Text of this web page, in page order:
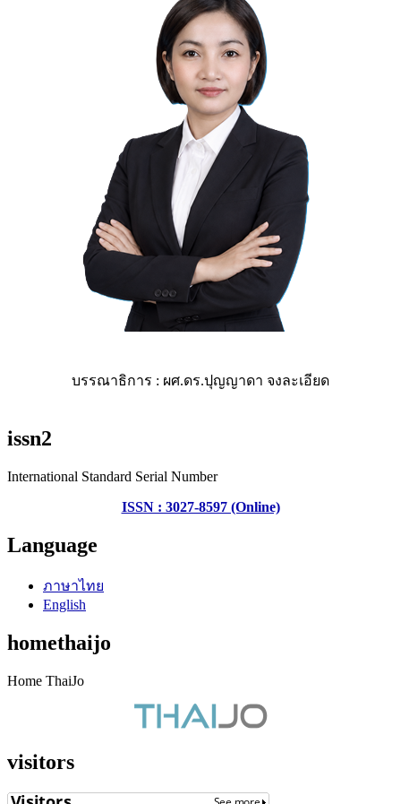
บรรณาธิการ : ผศ.ดร.ปุญญาดา จงละเอียด
issn2
International Standard Serial Number
ISSN : 3027-8597 (Online)
Language
ภาษาไทย
English
homethaijo
Home ThaiJo
visitors